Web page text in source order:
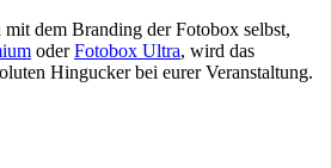
dem Branding der Fotobox selbst,
oderFotobox Ultra, wird das
Hingucker bei eurer Veranstaltung.